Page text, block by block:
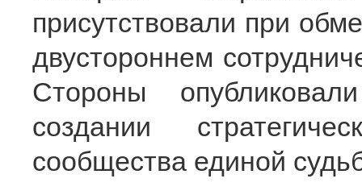
присутствовали при
двустороннем
Стороны
создании
сообщества единой